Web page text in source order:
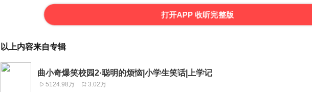
打开APP 收听完整版
以上内容来自专辑
曲小奇爆笑校园2·聪明的烦恼|小学生笑话|上学记
5124.98万 3.02万